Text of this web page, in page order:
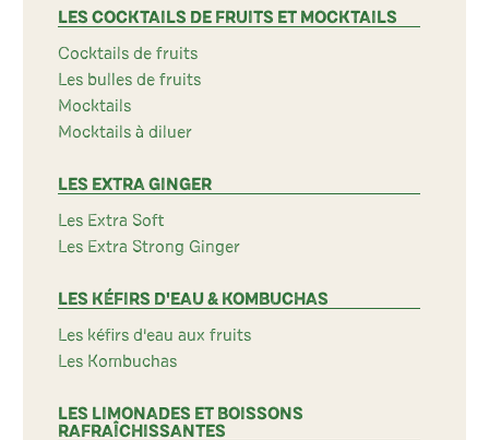
LES COCKTAILS DE FRUITS ET MOCKTAILS
Cocktails de fruits
Les bulles de fruits
Mocktails
Mocktails à diluer
LES EXTRA GINGER
Les Extra Soft
Les Extra Strong Ginger
LES KÉFIRS D'EAU & KOMBUCHAS
Les kéfirs d'eau aux fruits
Les Kombuchas
LES LIMONADES ET BOISSONS
RAFRAÎCHISSANTES